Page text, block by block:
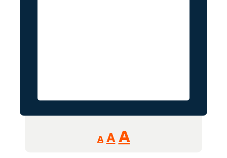
A
Reducir
tamaño
A Restablecer
AAumentar